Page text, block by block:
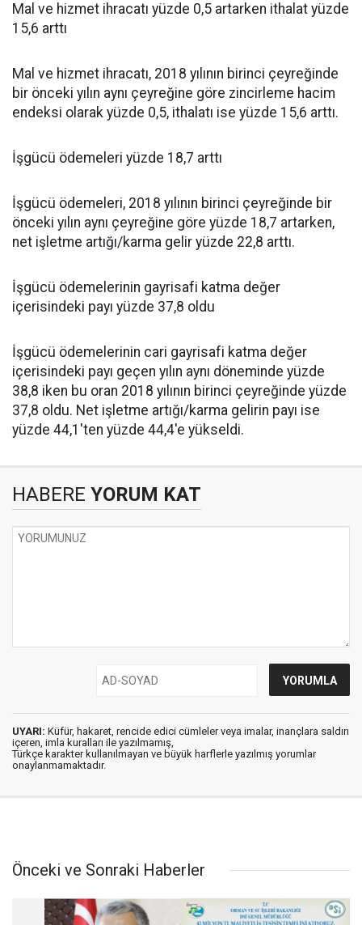
Mal ve hizmet ihracatı yüzde 0,5 artarken ithalat yüzde
15,6 arttı
Mal ve hizmet ihracatı, 2018 yılının birinci çeyreğinde
bir önceki yılın aynı çeyreğine göre zincirleme hacim
endeksi olarak yüzde 0,5, ithalatı ise yüzde 15,6 arttı.
İşgücü ödemeleri yüzde 18,7 arttı
İşgücü ödemeleri, 2018 yılının birinci çeyreğinde bir
önceki yılın aynı çeyreğine göre yüzde 18,7 artarken,
net işletme artığı/karma gelir yüzde 22,8 arttı.
İşgücü ödemelerinin gayrisafi katma değer
içerisindeki payı yüzde 37,8 oldu
İşgücü ödemelerinin cari gayrisafi katma değer
içerisindeki payı geçen yılın aynı döneminde yüzde
38,8 iken bu oran 2018 yılının birinci çeyreğinde yüzde
37,8 oldu. Net işletme artığı/karma gelirin payı ise
yüzde 44,1'ten yüzde 44,4'e yükseldi.
HABERE YORUM KAT
UYARI: Küfür, hakaret, rencide edici cümleler veya imalar, inançlara saldırı
içeren, imla kuralları ile yazılmamış,
Türkçe karakter kullanılmayan ve büyük harflerle yazılmış yorumlar
onaylanmamaktadır.
Önceki ve Sonraki Haberler